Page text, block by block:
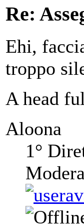
Re:
Ehi,
troppo
A head
Aloona
1°